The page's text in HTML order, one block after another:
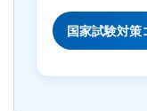
国家試験対策